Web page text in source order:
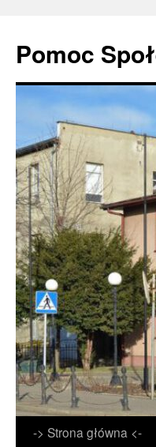
Pomoc
Przejdź
-> Strona główna <-